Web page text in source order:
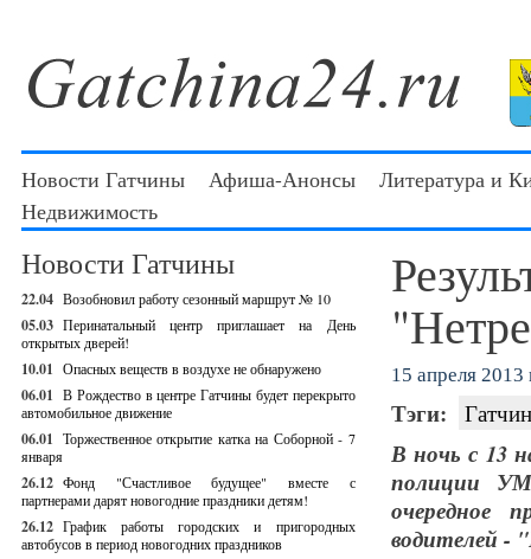
Новости Гатчины Афиша-Анонсы
Литература и
Недвижимость
Новости Гатчины
22.04 Возобновил работу сезонный маршрут № 10
05.03 Перинатальный центр приглашает на День
открытых дверей!
10.01 Опасных веществ в воздухе не обнаружено
06.01 В Рождество в центре Гатчины будет перекрыто
автомобильное движение
06.01 Торжественное открытие катка на Соборной - 7
января
26.12 Фонд "Счастливое будущее" вместе с
партнерами дарят новогодние праздники детям!
26.12 График работы городских и пригородных
автобусов в период новогодних праздников
15 апреля 2013
Тэги:
В ночь с 13
полиции
очередное
водителей -